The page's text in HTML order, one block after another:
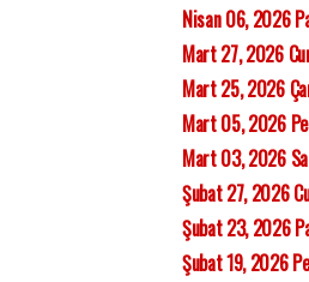
Nisan 06, 2026
Mart 27, 2026
Mart 25, 2026
Mart 05, 2026
Mart 03, 2026
Şubat 27, 2026
Şubat 23, 2026
Şubat 19, 2026